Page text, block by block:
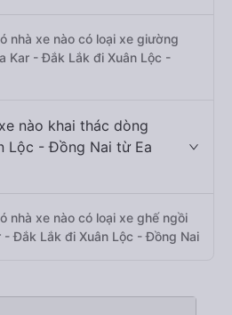
nhà xe nào có loại xe giường
Kar - Đắk Lắk đi Xuân Lộc -
nào khai thác dòng
Lộc - Đồng Nai từ Ea
nhà xe nào có loại xe ghế ngồi
- Đắk Lắk đi Xuân Lộc - Đồng Nai